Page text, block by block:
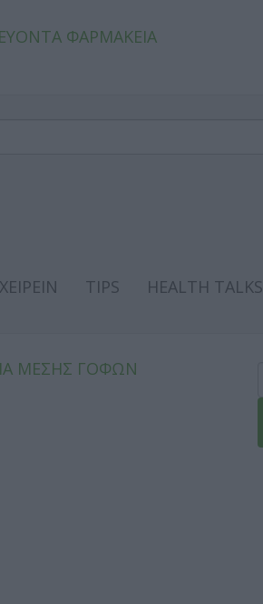
ΦΑΡΜΑΚΕΙΑ
TIPS
HEALTH TALKS
ΜΕΣΗΣ ΓΟΦΩΝ